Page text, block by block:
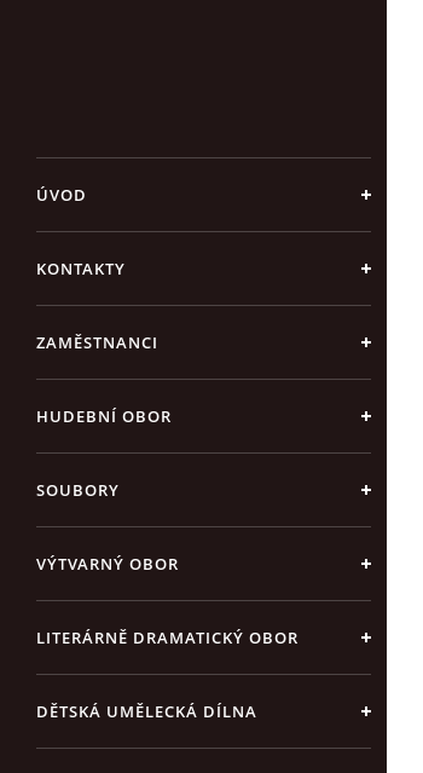
ÚVOD
KONTAKTY
ZAMĚSTNANCI
HUDEBNÍ OBOR
SOUBORY
VÝTVARNÝ OBOR
LITERÁRNĚ DRAMATICKÝ OBOR
DĚTSKÁ UMĚLECKÁ DÍLNA